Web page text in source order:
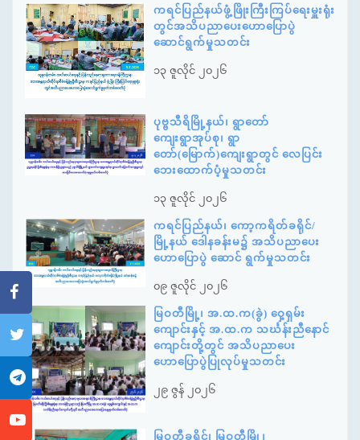
ကရင်ပြည်နယ်ဖွံ့ဖြိုးကြီးကြပ်ရေးမှူးရုံး
တွင်အသိပညာပေးဟောပြောပွဲ
ဆောင်ရွက်မှုသတင်း
၁၃ ဇူလိုင် ၂၀၂၆
ပုဗ္ဗသီရိမြို့နယ်၊ ရွာတော်
ကျေးရွာအုပ်စု၊ ရွာ
တော်(မြောက်)ကျေးရွာတွင် လေပြင်း
ဘေးထောက်ပံ့မှုသတင်း
၁၃ ဇူလိုင် ၂၀၂၆
ကရင်ပြည်နယ်၊ ကော့ကရိတ်ခရိုင်/
မြို့နယ် ဒေါနခန်းမ၌ အသိပညာပေး
ဟောပြောပွဲ ဆောင် ရွက်မှုသတင်း
၀၉ ဇူလိုင် ၂၀၂၆
မြဝတီမြို့၊ အ.ထ.က(ခွဲ) ဝှေ့ရှမ်း
ကျောင်းနှင့် အ.ထ.က သင်္ဃန်းညီနောင်
ကျောင်းတို့တွင် အသိပညာပေး
ဟောပြောပွဲပြုလုပ်မှုသတင်း
၂၉ ဇွန် ၂၀၂၆
မြဝတီခရိုင်၊ မြဝတီမြို့၊